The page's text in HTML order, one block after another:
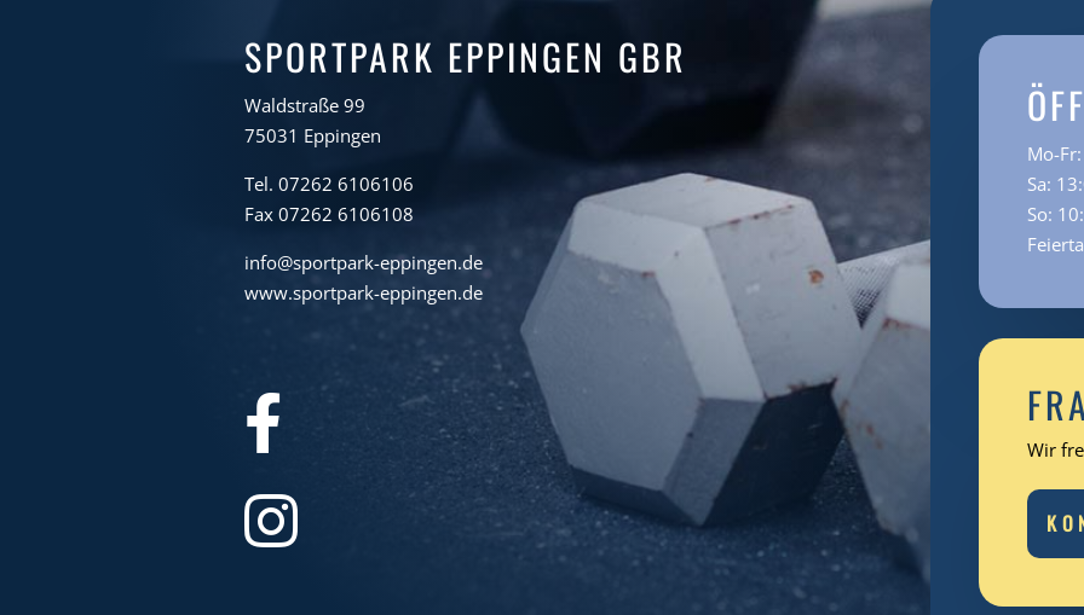
SPORTPARK EPPINGEN GBR
Waldstraße 99
75031 Eppingen
Tel. 07262 6106106
Fax 07262 6106108
info@sportpark-eppingen.de
www.sportpark-eppingen.de


Mo-
Sa:
So:
Wir